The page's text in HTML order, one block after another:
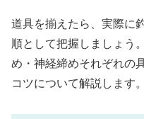
道具を揃えたら、実際に
順として把握しましょう
め・神経締めそれぞれの
コツについて解説します。